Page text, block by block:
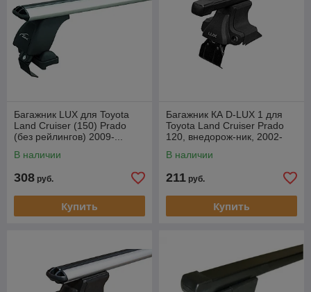
Багажник LUX для Toyota
Land Cruiser (150) Prado
(без рейлингов) 2009-...
В наличии
308 руб.
Купить
Багажник КА D-LUX 1 для
Toyota Land Cruiser Prado
120, внедорож-ник, 2002-
дуга).
В наличии
211 руб.
Купить